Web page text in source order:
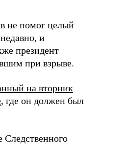
не помог целый
и
президент
при взрыве.
на вторник
, где он должен был
Следственного